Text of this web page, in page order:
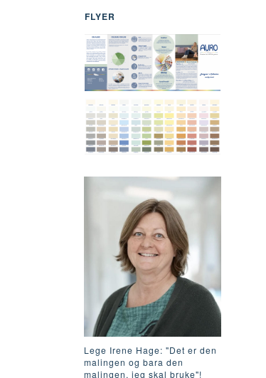
FLYER
Lege Irene Hage: "Det er den
malingen og bara den
malingen, jeg skal bruke"!